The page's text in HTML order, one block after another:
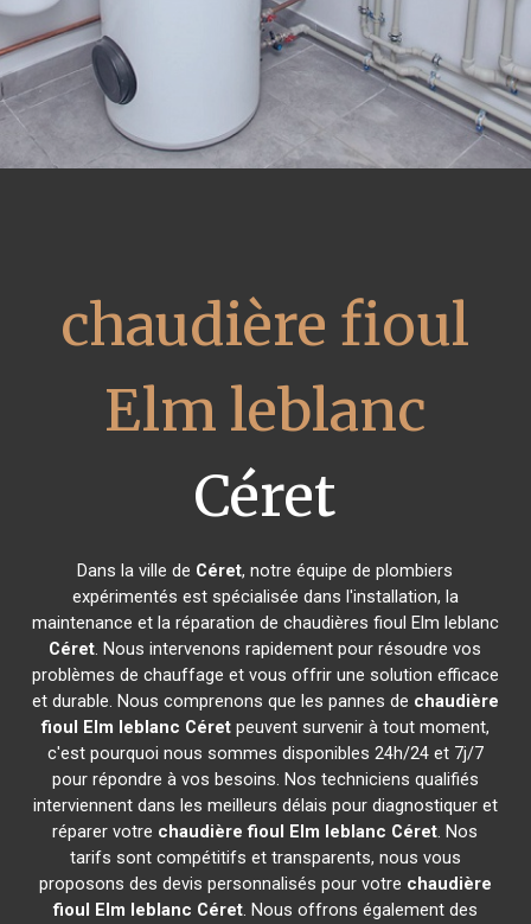
chaudière fioul
Elm leblanc
Céret
Dans la ville de Céret, notre équipe de plombiers
expérimentés est spécialisée dans l'installation, la
maintenance et la réparation de chaudières fioul Elm leblanc
Céret. Nous intervenons rapidement pour résoudre vos
problèmes de chauffage et vous offrir une solution efficace
et durable. Nous comprenons que les pannes de chaudière
fioul Elm leblanc Céretpeuvent survenir à tout moment,
c'est pourquoi nous sommes disponibles 24h/24 et 7j/7
pour répondre à vos besoins. Nos techniciens qualifiés
interviennent dans les meilleurs délais pour diagnostiquer et
réparer votre chaudière fioul Elm leblanc Céret. Nos
tarifs sont compétitifs et transparents, nous vous
proposons des devis personnalisés pour votre chaudière
fioul Elm leblanc Céret. Nous offrons également des